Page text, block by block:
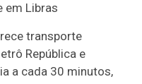
em Libras
transporte
República e
a cada 30 minutos,